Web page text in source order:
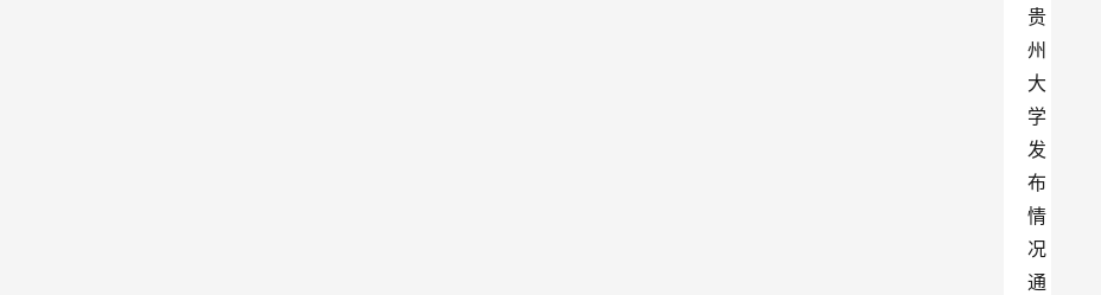
贵
州
大
学
发
布
情
况
通